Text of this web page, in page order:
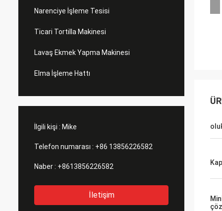
Narenciye İşleme Tesisi
Ticari Tortilla Makinesi
Lavaş Ekmek Yapma Makinesi
Elma İşleme Hattı
İlgili kişi : Mike
Telefon numarası : +86 13856226582
Naber : +8613856226582
İletişim